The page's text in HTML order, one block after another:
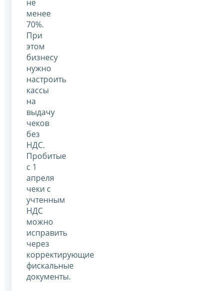
не
менее
70%.
При
этом
бизнесу
нужно
настроить
кассы
на
выдачу
чеков
без
НДС.
Пробитые
с 1
апреля
чеки с
учтенным
НДС
можно
исправить
через
корректирующие
фискальные
документы.